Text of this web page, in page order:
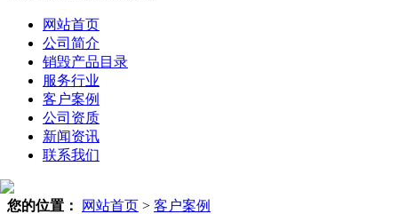
网站首页
公司简介
销毁产品目录
服务行业
客户案例
公司资质
新闻资讯
联系我们
您的位置： 网站首页 > 客户案例